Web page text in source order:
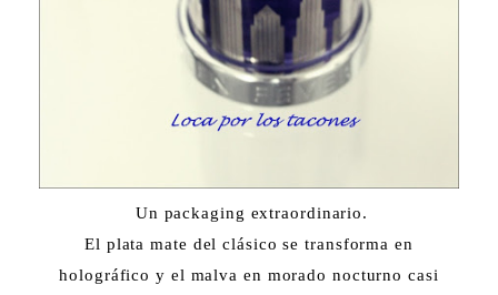
Un packaging extraordinario.
El plata mate del clásico se transforma en
holográfico y el malva en morado nocturno casi